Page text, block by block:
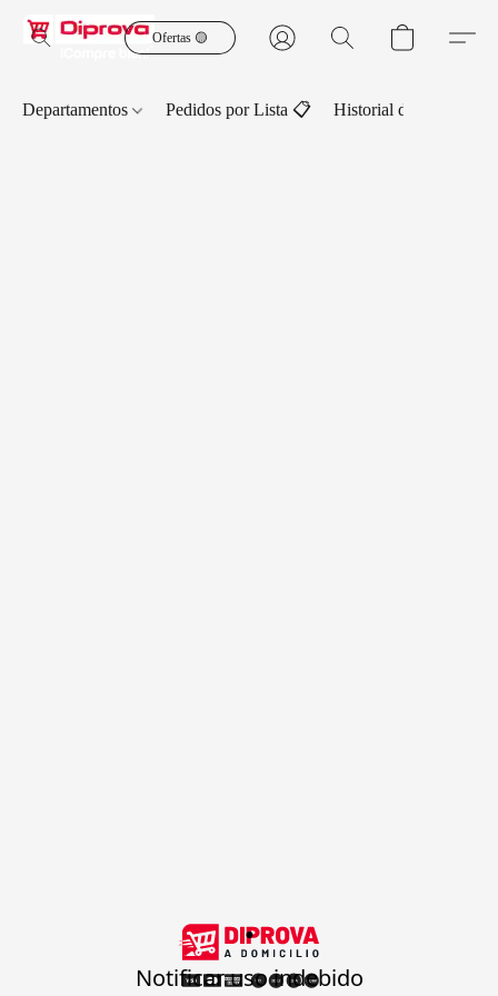
Ofertas 🟡
Departamentos Pedidos por Lista 📋 Historial de Pedidos
.
Notificar uso indebido